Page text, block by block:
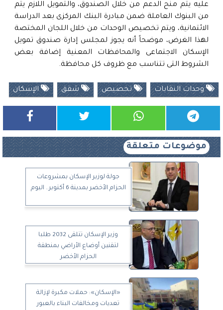
عليه يتم منح الدعم من خلال الصندوق، والتمويل اللازم يتم
من البنوك العاملة ضمن مبادرة البنك المركزى بعد الدراسة
الائتمانية، ويتم تخصيص الوحدات من خلال اللجان المختصة
لهذا الغرض، موضحاً أنه يجوز لمجلس إدارة صندوق تمويل
الإسكان الاجتماعى والمحافظات المعنية إضافة بعض
الشروط التى تتناسب مع ظروف كل محافظة.
وحدات النقابات تخصيص شقق الإسكان
موضوعات متعلقة
جولة لوزير الإسكان بمشروعات
الحزام الأخضر بمدينة 6 أكتوبر.. اليوم
وزير الإسكان تتلقى 2032 طلبا
لتقنين أوضاع الأراضي بمنطقة
الحزام الأخضر
«الإسكان»: حملات مكبرة لإزالة
تعديات ومخالفات البناء بالعبور